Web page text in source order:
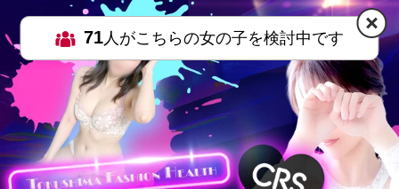
71人がこちらの女の子を検討中です